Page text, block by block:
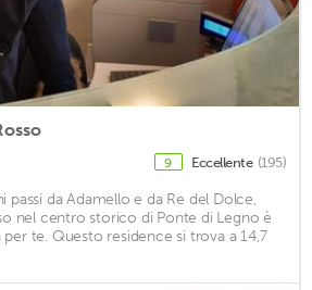
9 Eccellente (195)
passi da Adamello e da Re del Dolce,
nel centro storico di Ponte di Legno è
te. Questo residence si trova a 14,7